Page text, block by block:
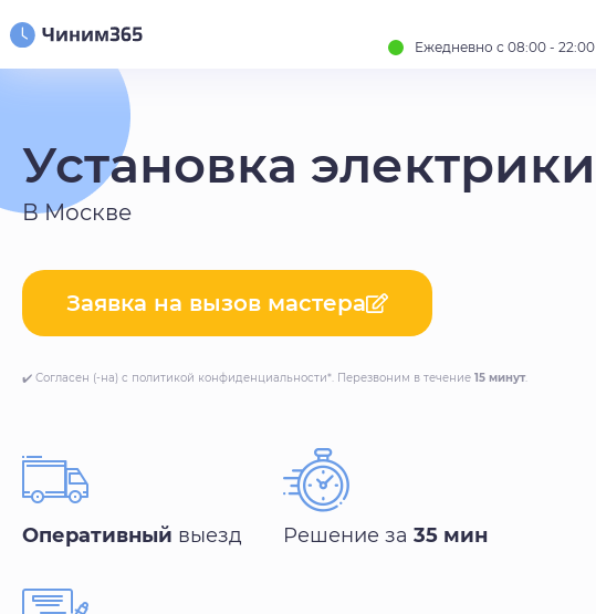
Ежедневно с 08:00 - 22:00
Установка электрики
В Москве
Заявка на вызов мастера
✔️ Согласен (-на) с политикой конфиденциальности*. Перезвоним в течение 15 минут.
Оперативный выезд Решение за 35 мин